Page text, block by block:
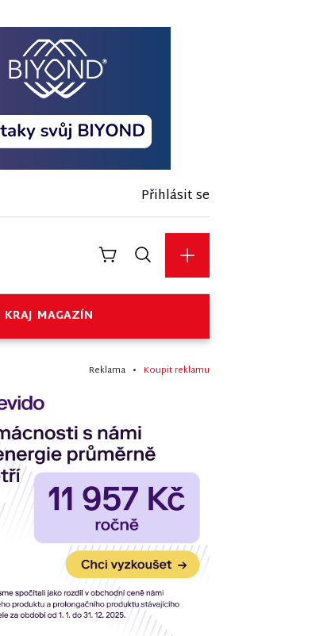
Přihlásit se
KRAJ MAGAZÍN
Reklama • Koupit reklamu